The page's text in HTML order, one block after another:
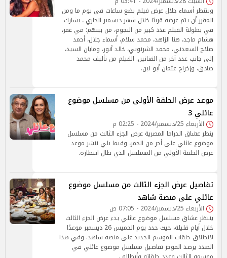
ونتنظر أسماء جلال عرض فيلم بضع ساعات في يوم ما ومن
المقرر أن يتم عرضه قريبًا خلال شهر ديسمبر الجاري ، يشارك
في بطولة الفيلم عدد كبير من النجوم، من بينهم: مي عمر،
هشام ماجد، هنا الزاهد، محمد سلام، أسماء جلال، أحمد
صلاح السعدني، محمد الشرنوبي، خالد أنور، ومايان السيد،
إلى جانب عدد آخر من الفنانين. الفيلم من تأليف محمد
صادق، وإخراج عثمان أبو لبن.
موعد عرض الحلقة الأولى من مسلسل موضوع
عائلي 3
الأربعاء 25/ديسمبر/2024 - 02:25 م
ينظر عشاق الدراما المصرية عرض الجزء الثالث من مسلسل
موضوع عائلي على أحر من الجمر، وفيما يلي ننشر موعد
عرض الحلقة الأولي من المسلسل الذي طال انتظاره.
تفاصيل عرض الجزء الثالث من مسلسل موضوع
عائلي على منصة شاهد
الأربعاء 25/ديسمبر/2024 - 07:05 ص
ينتظر عشاق مسلسل موضوع عائلي بدء عرض الجزء الثالث
خلال أيام قليلة، حيث حدد يوم الخميس 26 ديسمبر موعدًا
لانطلاق حلقات الموسم الجديد على منصة شاهد. وفي هذا
الصدد يرصد الموجز تفاصيل مسلسل موضوع عائلي في